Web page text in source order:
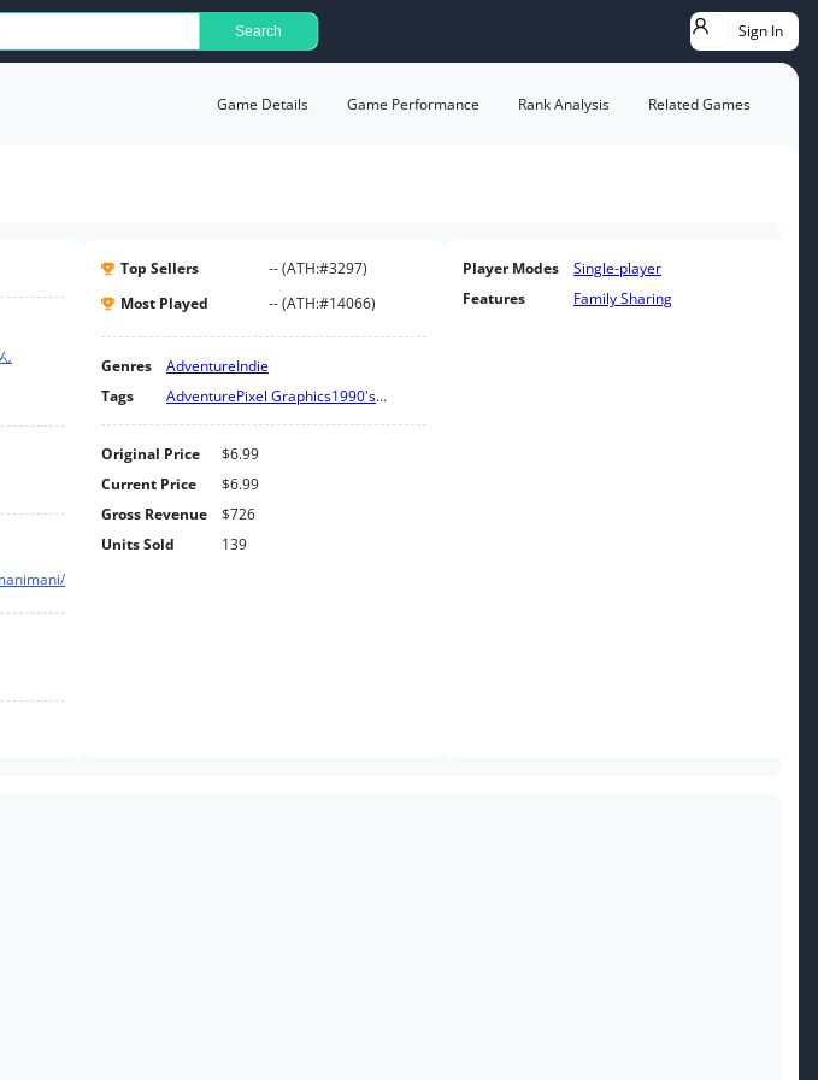
Search Sign In
Game Details Game Performance Rank Analysis Related Games
Top Sellers --(ATH:#3297)
Most Played
--(ATH:#14066)
Genres AdventureIndie
Tags
AdventurePixel Graphics1990's...
Original Price
$6.99
Current Price
$6.99
Gross Revenue
$726
Units Sold
139
Player Modes
Single-player
Features
Family Sharing